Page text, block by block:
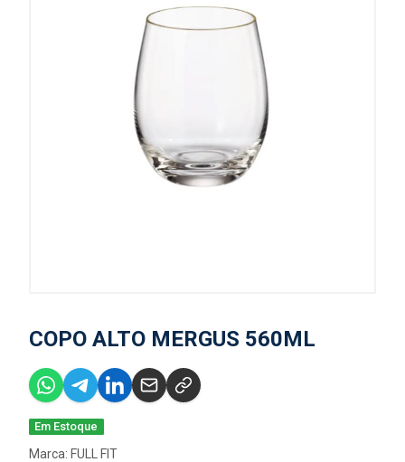
COPO ALTO MERGUS 560ML
Em Estoque
Marca: FULL FIT